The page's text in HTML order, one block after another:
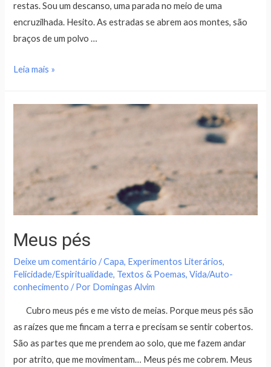
restas. Sou um descanso, uma parada no meio de uma
encruzilhada. Hesito. As estradas se abrem aos montes, são
braços de um polvo …
Leia mais »
Meus pés
Deixe um comentário /Capa, Experimentos Literários,
Felicidade/Espiritualidade, Textos & Poemas,Vida/Auto-
conhecimento / Por Domingas Alvim
Cubro meus pés e me visto de meias. Porque meus pés são
as raízes que me fincam a terra e precisam se sentir cobertos.
São as partes que me prendem ao solo, que me fazem andar
por atrito, que me movimentam… Meus pés me cobrem. Meus